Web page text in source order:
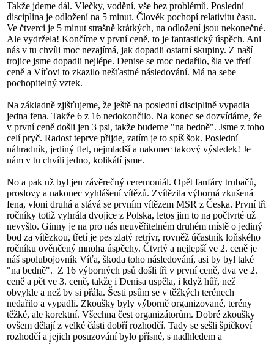
Takže jdeme dál. Vlečky, vodění, vše bez problémů. Poslední
disciplina je odložení na 5 minut. Člověk pochopí relativitu času.
Ve čtverci je 5 minut strašně krátkých, na odložení jsou nekonečné.
Ale vydržela! Končíme v první ceně, to je fantastický úspěch. Ani
nás v tu chvíli moc nezajímá, jak dopadli ostatní skupiny. Z naší
trojice jsme dopadli nejlépe. Denise se moc nedařilo, šla ve třetí
ceně a Víťovi to zkazilo nešťastné následování. Má na sebe
pochopitelný vztek.
Na základně zjišťujeme, že ještě na poslední disciplině vypadla
jedna fena. Takže 6 z 16 nedokončilo. Na konec se dozvídáme, že
v první ceně došli jen 3 psi, takže budeme "na bedně". Jsme z toho
celí pryč. Radost teprve přijde, zatím je to spíš šok. Poslední
náhradník, jediný flet, nejmladší a nakonec takový výsledek! Je
nám v tu chvíli jedno, kolikátí jsme.
No a pak už byl jen závěrečný ceremoniál. Opět fanfáry trubačů,
proslovy a nakonec vyhlášení vítězů. Zvítězila výborná zkušená
fena, vloni druhá a stává se prvním vítězem MSR z Česka. První tři
ročníky totiž vyhrála dvojice z Polska, letos jim to na počtvrté už
nevyšlo. Ginny je na pro nás neuvěřitelném druhém místě o jediný
bod za vítězkou, třetí je pes zlatý retrívr, rovněž účastník loňského
ročníku ověnčený mnoha úspěchy. Čtvrtý a nejlepší ve 2. ceně je
náš spolubojovník Víťa, škoda toho následování, asi by byl také
"na bedně". Z 16 výborných psů došli tři v první ceně, dva ve 2.
ceně a pět ve 3. ceně, takže i Denisa uspěla, i když hůř, než
obvykle a než by si přála. Šesti psům se v těžkých terénech
nedařilo a vypadli. Zkoušky byly výborně organizované, terény
těžké, ale korektní. Všechna čest organizátorům. Dobré zkoušky
ovšem dělají z velké části dobří rozhodčí. Tady se sešli špičkoví
rozhodčí a jejich posuzování bylo přísné, s nadhledem a